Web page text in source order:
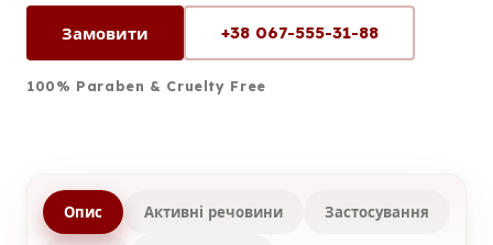
Замовити +38 067-555-31-88
100% Paraben & Cruelty Free
Опис Активні речовини Застосування